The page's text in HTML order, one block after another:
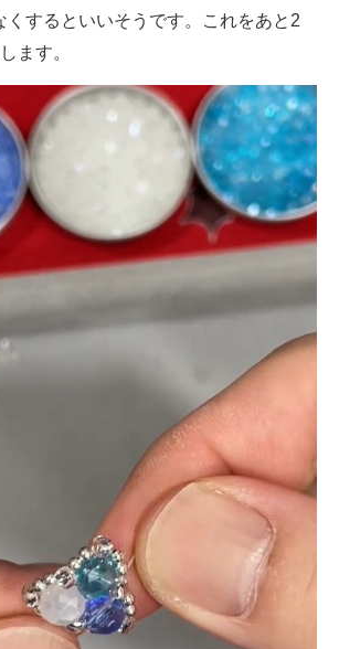
くするといいそうです。これをあと2
ます。